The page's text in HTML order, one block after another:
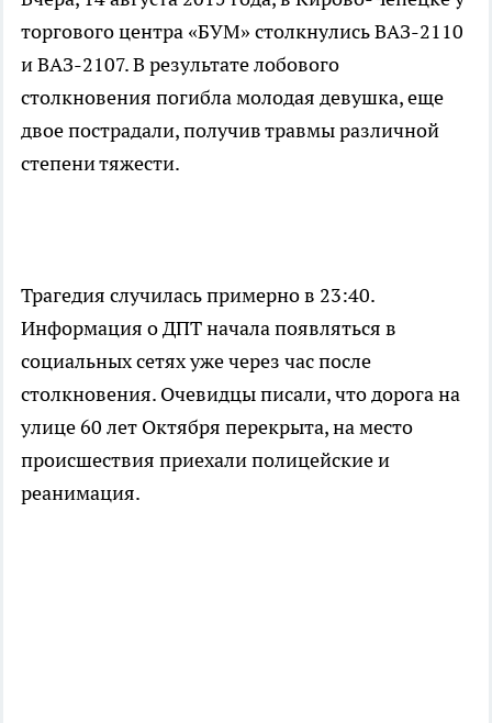
торгового центра «БУМ» столкнулись ВАЗ-2110
и ВАЗ-2107. В результате лобового
столкновения погибла молодая девушка, еще
двое пострадали, получив травмы различной
степени тяжести.
Трагедия случилась примерно в 23:40.
Информация о ДПТ начала появляться в
социальных сетях уже через час после
столкновения. Очевидцы писали, что дорога на
улице 60 лет Октября перекрыта, на место
происшествия приехали полицейские и
реанимация.